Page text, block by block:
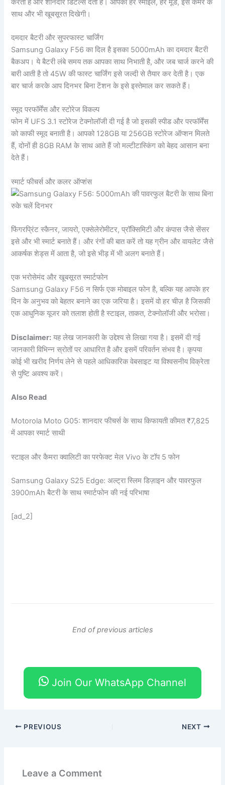
करता है और शानदार डिटेल्स देता है। आपकी हर स्माइल, हर मूड, इस कैमरे के
साथ और भी खूबसूरत दिखेगी।
दमदार बैटरी और सुपरफास्ट चार्जिंग
Samsung Galaxy F56 का दिल है इसका 5000mAh का दमदार बैटरी
बैकअप। ये बैटरी लंबे समय तक आपका साथ निभाती है, और जब चार्ज करने की
बारी आती है तो 45W की फास्ट चार्जिंग इसे जल्दी से तैयार कर देती है। एक
बार चार्ज करके आप दिनभर बिना टेंशन के इसे इस्तेमाल कर सकते हैं।
स्मूद परफॉर्मेंस और स्टोरेज विकल्प
फोन में UFS 3.1 स्टोरेज टेक्नोलॉजी दी गई है जो इसकी स्पीड और परफॉर्मेंस
को काफी स्मूद बनाती है। आपको 128GB या 256GB स्टोरेज ऑप्शन मिलते
हैं, दोनों ही 8GB RAM के साथ आते हैं जो मल्टीटास्किंग को बेहद आसान बना
देते हैं।
स्मार्ट फीचर्स और कलर ऑप्शंस
फिंगरप्रिंट स्कैनर, जायरो, एक्सेलेरोमीटर, प्रॉक्सिमिटी और कंपास जैसे सेंसर
इसे और भी स्मार्ट बनाते हैं। और रंगों की बात करें तो यह ग्रीन और वायलेट जैसे
आकर्षक शेड्स में आता है, जो इसे भीड़ में भी अलग बनाते हैं।
एक भरोसेमंद और खूबसूरत स्मार्टफोन
Samsung Galaxy F56 न सिर्फ एक मोबाइल फोन है, बल्कि यह आपके हर
दिन के अनुभव को बेहतर बनाने का एक जरिया है। इसमें वो हर चीज़ है जिसकी
एक आधुनिक यूजर को तलाश होती है स्टाइल, ताकत, टेक्नोलॉजी और भरोसा।
Disclaimer: यह लेख जानकारी के उद्देश्य से लिखा गया है। इसमें दी गई
जानकारी विभिन्न स्रोतों पर आधारित है और इसमें परिवर्तन संभव है। कृपया
कोई भी खरीद निर्णय लेने से पहले आधिकारिक वेबसाइट या विश्वसनीय विक्रेता
से पुष्टि अवश्य करें।
Also Read
Motorola Moto G05: शानदार फीचर्स के साथ किफायती कीमत ₹7,825
में आपका स्मार्ट साथी
स्टाइल और कैमरा क्वालिटी का परफेक्ट मेल Vivo के टॉप 5 फोन
Samsung Galaxy S25 Edge: अल्ट्रा स्लिम डिज़ाइन और पावरफुल
3900mAh बैटरी के साथ स्मार्टफोन की नई परिभाषा
[ad_2]
End of previous articles
Join Our WhatsApp Channel
PREVIOUS NEXT
Leave a Comment